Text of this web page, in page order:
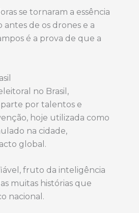
se tornaram a essência
de os drones e a
é a prova de que a
no Brasil,
por talentos e
hoje utilizada como
na cidade,
global.
fruto da inteligência
muitas histórias que
nacional.